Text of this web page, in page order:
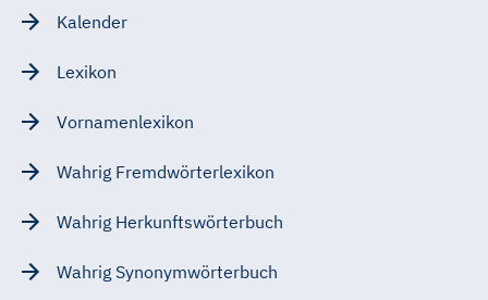
Kalender
Lexikon
Vornamenlexikon
Wahrig Fremdwörterlexikon
Wahrig Herkunftswörterbuch
Wahrig Synonymwörterbuch